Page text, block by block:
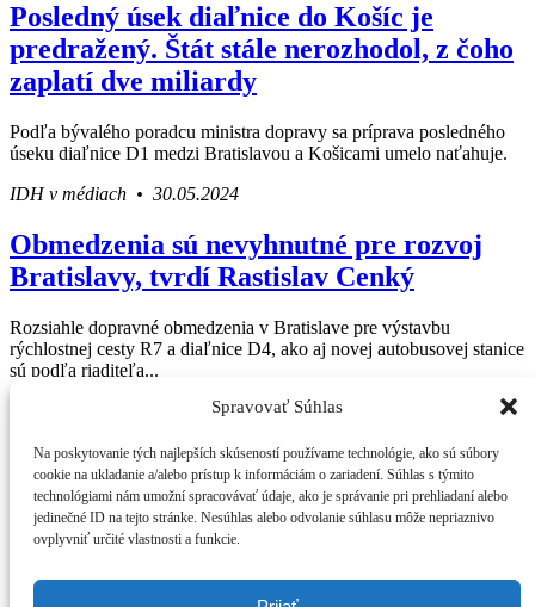
Spravovať Súhlas
Na poskytovanie tých najlepších skúseností používame technológie, ako sú súbory
cookie na ukladanie a/alebo prístup k informáciám o zariadení. Súhlas s týmito
technológiami nám umožní spracovávať údaje, ako je správanie pri prehliadaní alebo
jedinečné ID na tejto stránke. Nesúhlas alebo odvolanie súhlasu môže nepriaznivo
ovplyvniť určité vlastnosti a funkcie.
Posledný úsek diaľnice do Košíc je
predražený. Štát stále nerozhodol, z čoho
zaplatí dve miliardy
Podľa bývalého poradcu ministra dopravy sa príprava posledného
úseku diaľnice D1 medzi Bratislavou a Košicami umelo naťahuje.
IDH v médiach • 30.05.2024
Obmedzenia sú nevyhnutné pre rozvoj
Bratislavy, tvrdí Rastislav Cenký
Rozsiahle dopravné obmedzenia v Bratislave pre výstavbu
rýchlostnej cesty R7 a diaľnice D4, ako aj novej autobusovej stanice
sú podľa riaditeľa...
IDH v médiach • 18.02.2019
Váš sprievodca svetom infraštruktúry a
ekonomiky
Press Centrum
IDH v médiach
Tlačové správy
Blog
Press
Kto sme